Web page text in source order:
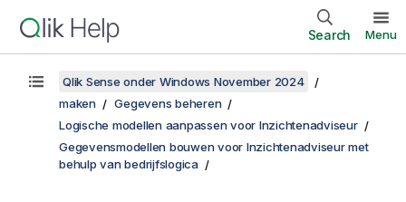
Search Menu
Qlik Sense onder Windows November 2024
maken
Gegevens beheren
Logische modellen aanpassen voor Inzichtenadviseur
Gegevensmodellen bouwen voor Inzichtenadviseur met
behulp van bedrijfslogica